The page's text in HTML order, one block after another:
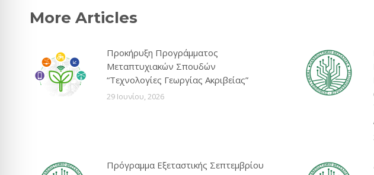
More Articles
Προκήρυξη Προγράμματος
Μεταπτυχιακών Σπουδών
“Τεχνολογίες Γεωργίας Ακριβείας”
29 Ιουνίου, 2026
Πρόγραμμα Εξεταστικής Σεπτεμβρίου